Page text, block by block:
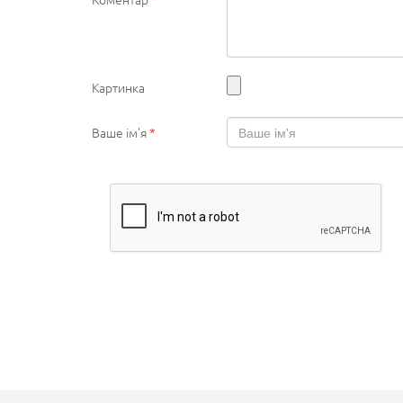
Картинка
Ваше ім'я*